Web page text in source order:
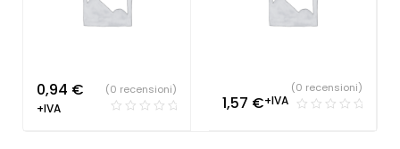
0,94 €
+IVA
(0 recensioni)
1,57 €+IVA
(0 recensioni)